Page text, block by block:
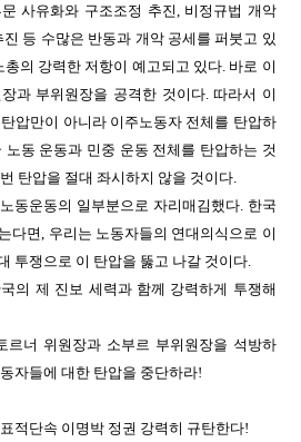
사유화와 구조조정 추진, 비정규법 개악
등 수많은 반동과 개악 공세를 퍼붓고 있
의 강력한 저항이 예고되고 있다. 바로 이
과 부위원장을 공격한 것이다. 따라서 이
압만이 아니라 이주노동자 전체를 탄압하
동 운동과 민중 운동 전체를 탄압하는 것
탄압을 절대 좌시하지 않을 것이다.
동운동의 일부분으로 자리매김했다. 한국
다면, 우리는 노동자들의 연대의식으로 이
투쟁으로 이 탄압을 뚫고 나갈 것이다.
의 제 진보 세력과 함께 강력하게 투쟁해
르너 위원장과 소부르 부위원장을 석방하
자들에 대한 탄압을 중단하라!
적단속 이명박 정권 강력히 규탄한다!